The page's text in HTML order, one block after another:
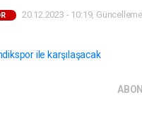
20.12.2023 - 10:19,